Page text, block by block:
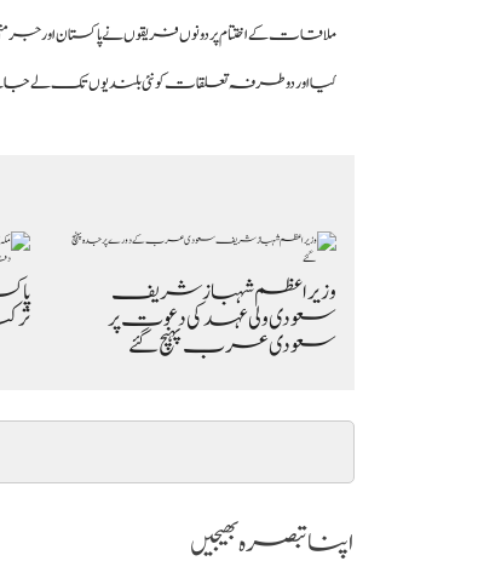
ملاقات کے اختتام پر دونوں فریقوں نے پاکستان اور
کیا اور دو طرفہ تعلقات کو نئی بلندیوں تک لے
وزیراعظم شہباز شریف
سعودی ولی عہد کی دعوت پر
سعودی عرب پہنچ گئے
اپنا تبصرہ بھیجیں